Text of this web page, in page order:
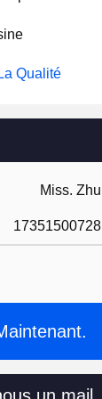
Qualité
Miss. Zhu
17351500728